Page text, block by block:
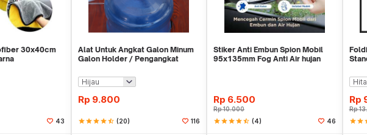
30x40cm
43
Alat Untuk Angkat Galon Minum
Galon Holder / Pengangkat
Rp 9.800
starstarstarstarstar_half (20) 116
Stiker Anti Embun Spion Mobil
95x135mm Fog Anti Air hujan
Rp 6.500
Rp10.000
starstarstarstarstar_half (4) 46
Rp
Rp
starstar